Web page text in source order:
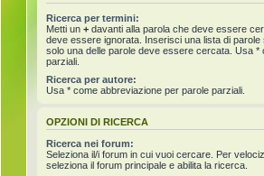
Ricerca per termini:
Metti un + davanti alla parola che deve essere
deve essere ignorata. Inserisci una lista di parole
solo una delle parole deve essere cercata. Usa *
parziali.
Ricerca per autore:
Usa * come abbreviazione per parole parziali.
OPZIONI DI RICERCA
Ricerca nei forum:
Seleziona il/i forum in cui vuoi cercare. Per
seleziona il forum principale e abilita la ricerca.